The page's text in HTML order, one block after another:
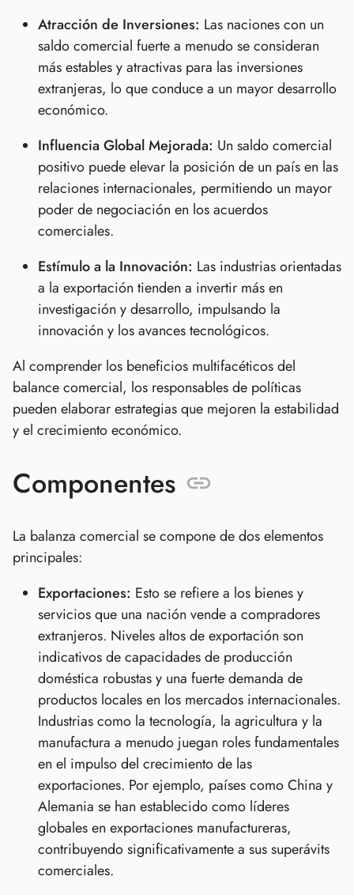
Atracción de Inversiones: Las naciones con un
saldo comercial fuerte a menudo se consideran
más estables y atractivas para las inversiones
extranjeras, lo que conduce a un mayor desarrollo
económico.
Influencia Global Mejorada: Un saldo comercial
positivo puede elevar la posición de un país en las
relaciones internacionales, permitiendo un mayor
poder de negociación en los acuerdos
comerciales.
Estímulo a la Innovación: Las industrias orientadas
a la exportación tienden a invertir más en
investigación y desarrollo, impulsando la
innovación y los avances tecnológicos.
Al comprender los beneficios multifacéticos del
balance comercial, los responsables de políticas
pueden elaborar estrategias que mejoren la estabilidad
y el crecimiento económico.
Componentes
La balanza comercial se compone de dos elementos
principales:
Exportaciones: Esto se refiere a los bienes y
servicios que una nación vende a compradores
extranjeros. Niveles altos de exportación son
indicativos de capacidades de producción
doméstica robustas y una fuerte demanda de
productos locales en los mercados internacionales.
Industrias como la tecnología, la agricultura y la
manufactura a menudo juegan roles fundamentales
en el impulso del crecimiento de las
exportaciones. Por ejemplo, países como China y
Alemania se han establecido como líderes
globales en exportaciones manufactureras,
contribuyendo significativamente a sus superávits
comerciales.